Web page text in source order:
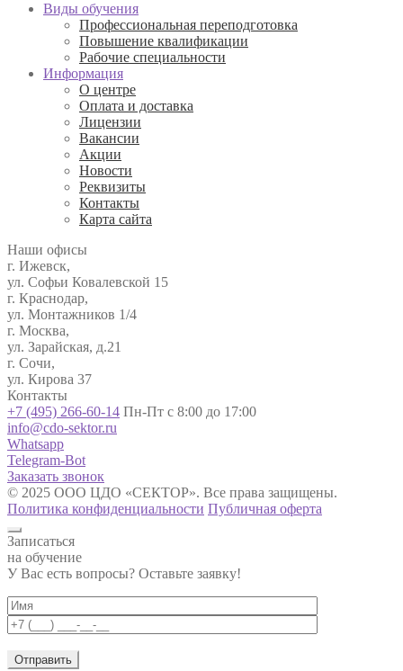
Виды обучения
Профессиональная переподготовка
Повышение квалификации
Рабочие специальности
Информация
О центре
Оплата и доставка
Лицензии
Вакансии
Акции
Новости
Реквизиты
Контакты
Карта сайта
Наши офисы
г. Ижевск,
ул. Софьи Ковалевской 15
г. Краснодар,
ул. Монтажников 1/4
г. Москва,
ул. Зарайская, д.21
г. Сочи,
ул. Кирова 37
Контакты
+7 (495) 266-60-14 Пн-Пт с 8:00 до 17:00
info@cdo-sektor.ru
Whatsapp
Telegram-Bot
Заказать звонок
© 2025 ООО ЦДО «СЕКТОР». Все права защищены.
Политика конфиденциальности Публичная оферта
Записаться
на обучение
У Вас есть вопросы? Оставьте заявку!